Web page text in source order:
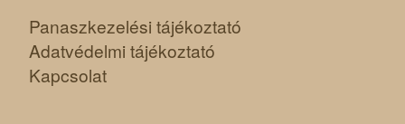
Panaszkezelési tájékoztató
Adatvédelmi tájékoztató
Kapcsolat